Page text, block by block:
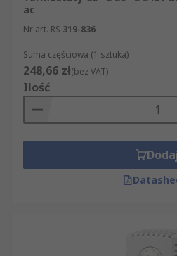
ac
Nr art. RS 319-836
Suma częściowa (1 sztuka)
248,66 zł(bez VAT)
Ilość